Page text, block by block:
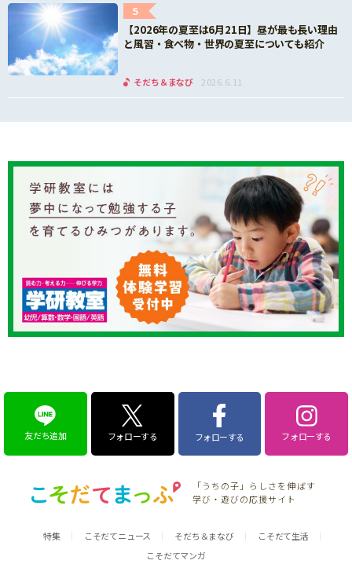
5
【2026年の夏至は6月21日】昼が最も長い理由
と風習・食べ物・世界の夏至についても紹介
そだち＆まなび 2026.6.11
友だち追加 フォローする フォローする フォローする
「うちの子」らしさを伸ばす
学び・遊びの応援サイト
特集 こそだてニュース そだち＆まなび
こそだて生活
こそだてマンガ